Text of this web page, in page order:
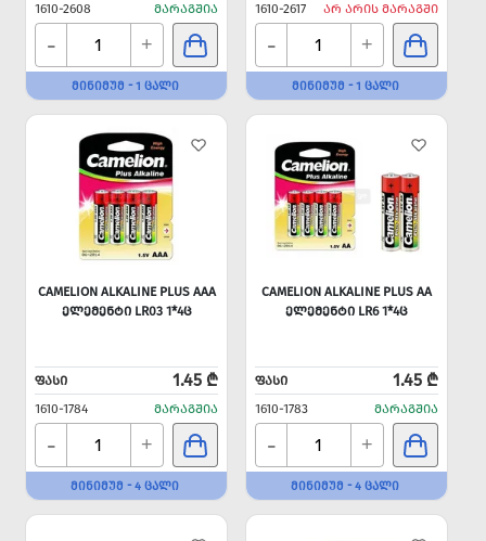
1610-2608 ᲛᲐᲠᲐᲒᲨᲘᲐ
- +
ᲛᲘᲜᲘᲛᲣᲛ - 1 ᲪᲐᲚᲘ
1610-2617
ᲐᲠ ᲐᲠᲘᲡ ᲛᲐᲠᲐᲒᲨᲘ
- +
ᲛᲘᲜᲘᲛᲣᲛ - 1 ᲪᲐᲚᲘ
CAMELION ALKALINE PLUS AAA
ᲔᲚᲔᲛᲔᲜᲢᲘ LR03 1*4Ც
ᲤᲐᲡᲘ 1.45 ₾
1610-1784 ᲛᲐᲠᲐᲒᲨᲘᲐ
- +
ᲛᲘᲜᲘᲛᲣᲛ - 4 ᲪᲐᲚᲘ
CAMELION ALKALINE PLUS AA
ᲔᲚᲔᲛᲔᲜᲢᲘ LR6 1*4Ც
ᲤᲐᲡᲘ 1.45 ₾
1610-1783 ᲛᲐᲠᲐᲒᲨᲘᲐ
- +
ᲛᲘᲜᲘᲛᲣᲛ - 4 ᲪᲐᲚᲘ